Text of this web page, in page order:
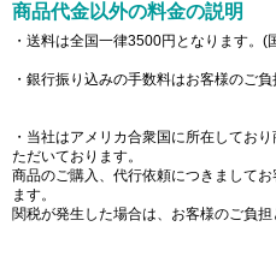
商品代金以外の料金の説明
・送料は全国一律3500円となります。(
・銀行振り込みの手数料はお客様のご
・当社はアメリカ合衆国に所在してお
ただいております。
商品のご購入、代行依頼につきまして
ます。
関税が発生した場合は、お客様のご負